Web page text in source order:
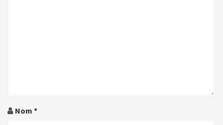
l Nom *